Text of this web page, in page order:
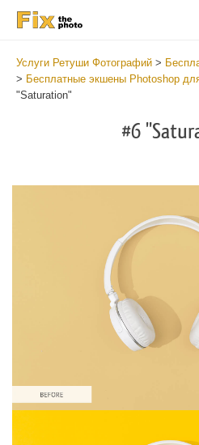
Услуги Ретуши Фотографий >
> Бесплатные экшены Photoshop
"Saturation"
#6
Выберите